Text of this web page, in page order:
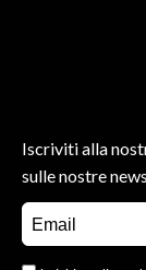
Iscriviti alla
sulle nostre